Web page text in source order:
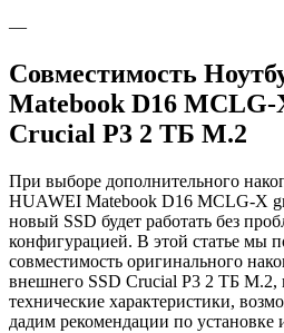
—
Совместимость
Matebook D16 MCLG-
Crucial P3 2 ТБ M.2
При выборе дополнительного
HUAWEI Matebook D16 MCLG-X
новый SSD будет работать без
конфигурацией. В этой статье мы
совместимость оригинального
внешнего SSD Crucial P3 2 ТБ M.2,
технические характеристики,
дадим рекомендации по установке